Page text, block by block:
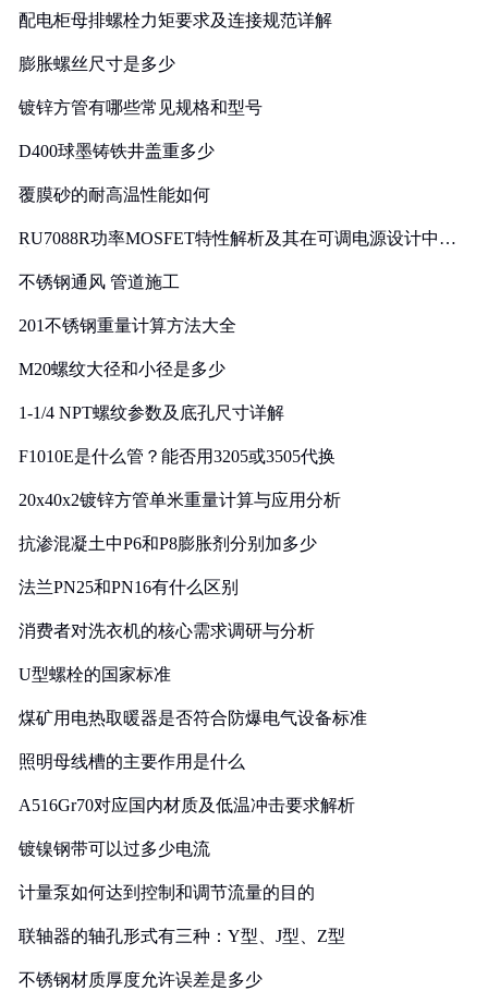
配电柜母排螺栓力矩要求及连接规范详解
膨胀螺丝尺寸是多少
镀锌方管有哪些常见规格和型号
D400球墨铸铁井盖重多少
覆膜砂的耐高温性能如何
RU7088R功率MOSFET特性解析及其在可调电源设计中的
不锈钢通风 管道施工
201不锈钢重量计算方法大全
M20螺纹大径和小径是多少
1-1/4 NPT螺纹参数及底孔尺寸详解
F1010E是什么管？能否用3205或3505代换
20x40x2镀锌方管单米重量计算与应用分析
抗渗混凝土中P6和P8膨胀剂分别加多少
法兰PN25和PN16有什么区别
消费者对洗衣机的核心需求调研与分析
U型螺栓的国家标准
煤矿用电热取暖器是否符合防爆电气设备标准
照明母线槽的主要作用是什么
A516Gr70对应国内材质及低温冲击要求解析
镀镍钢带可以过多少电流
计量泵如何达到控制和调节流量的目的
联轴器的轴孔形式有三种：Y型、J型、Z型
不锈钢材质厚度允许误差是多少